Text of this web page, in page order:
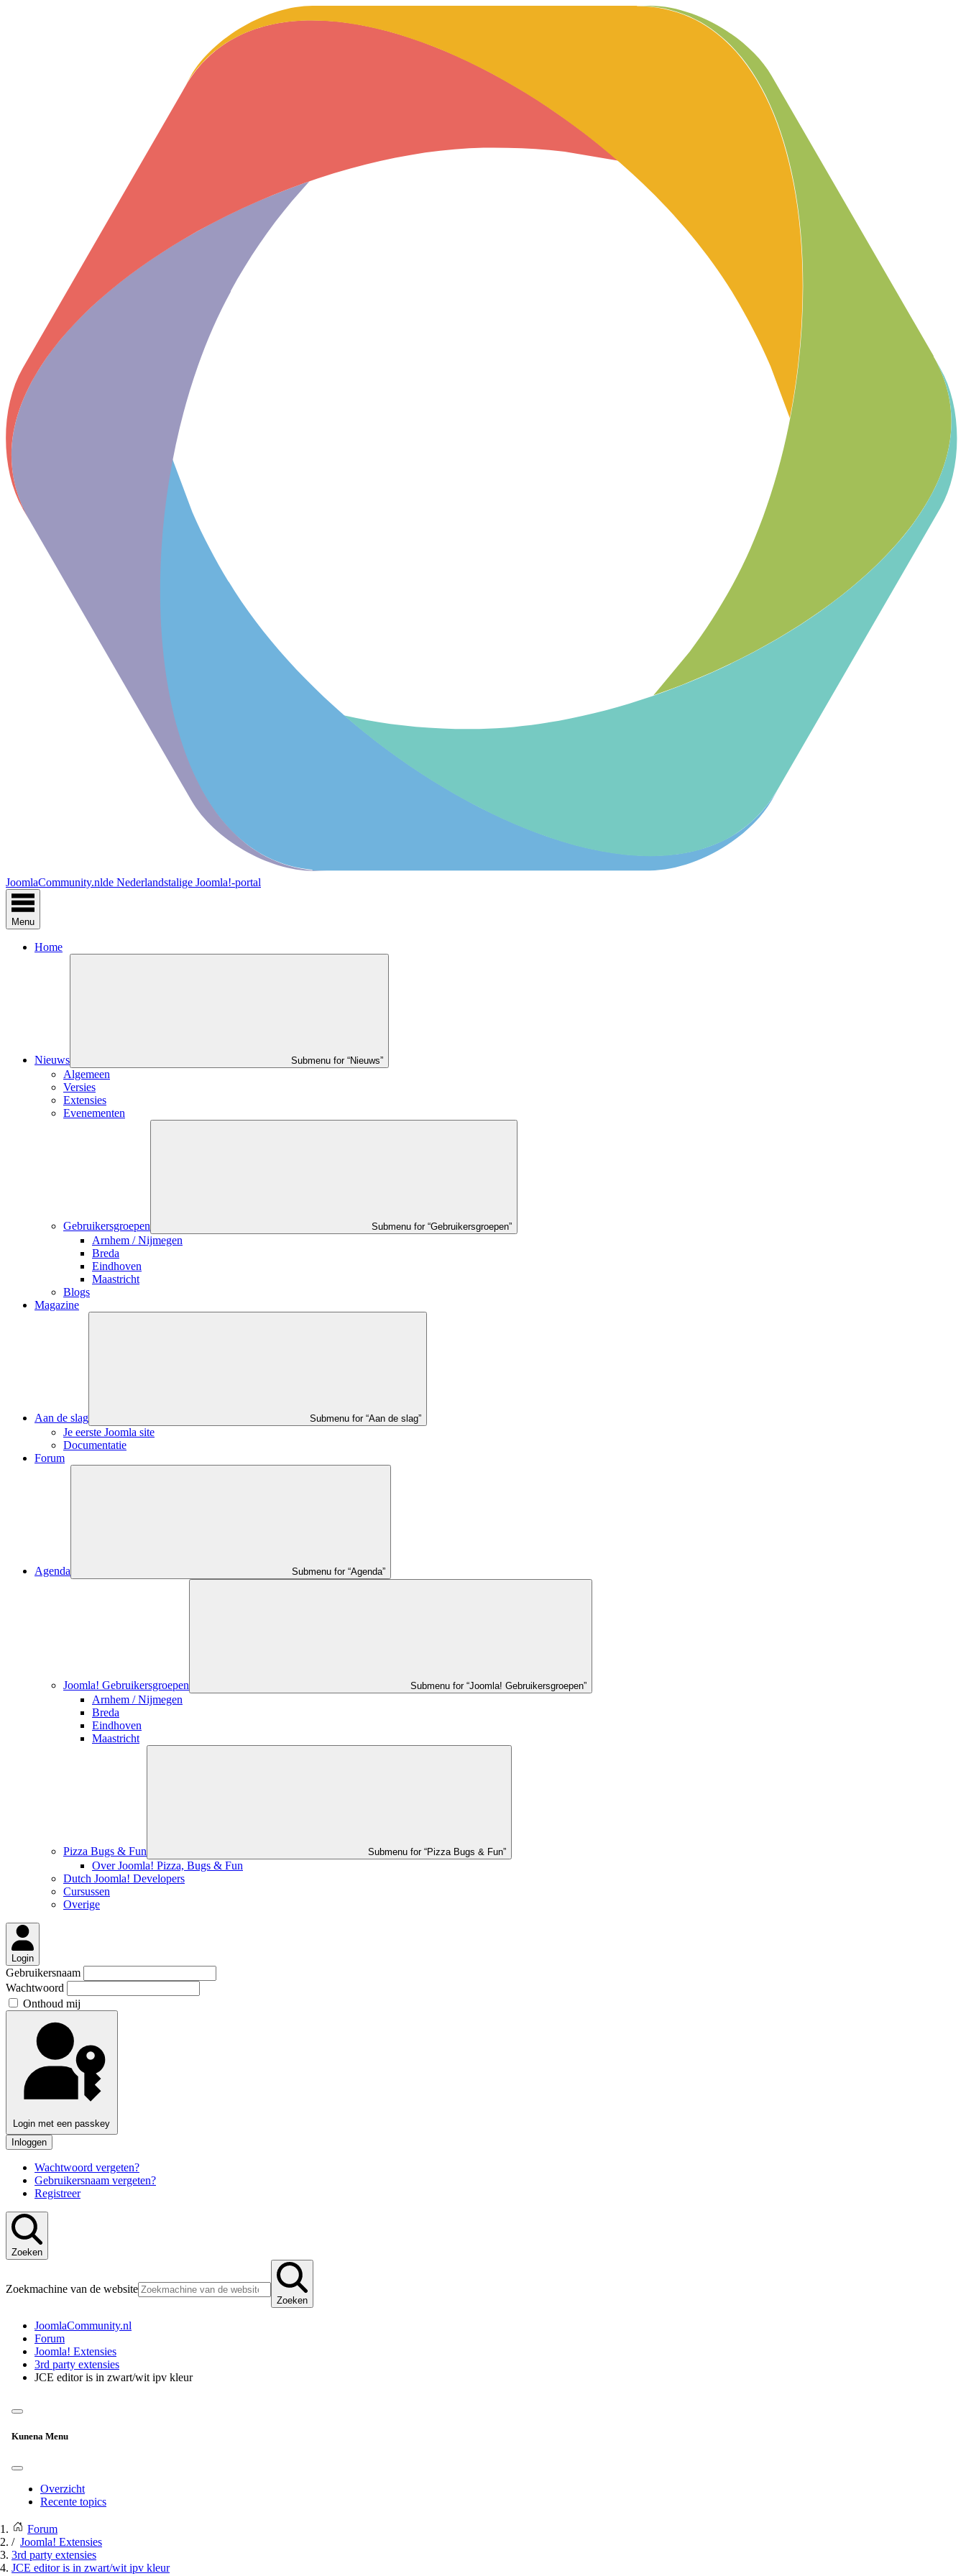
JoomlaCommunity.nlde Nederlandstalige Joomla!-portal
Menu
Home
Nieuws Submenu for “Nieuws”
Algemeen
Versies
Extensies
Evenementen
Gebruikersgroepen Submenu for “Gebruikersgroepen”
Arnhem / Nijmegen
Breda
Eindhoven
Maastricht
Blogs
Magazine
Aan de slag Submenu for “Aan de slag”
Je eerste Joomla site
Documentatie
Forum
Agenda Submenu for “Agenda”
Joomla! Gebruikersgroepen Submenu for “Joomla! Gebruikersgroepen”
Arnhem / Nijmegen
Breda
Eindhoven
Maastricht
Pizza Bugs & Fun Submenu for “Pizza Bugs & Fun”
Over Joomla! Pizza, Bugs & Fun
Dutch Joomla! Developers
Cursussen
Overige
Login
Gebruikersnaam
Wachtwoord
Onthoud mij
Login met een passkey
Inloggen
Wachtwoord vergeten?
Gebruikersnaam vergeten?
Registreer
Zoeken
Zoekmachine van de website
Zoeken
JoomlaCommunity.nl
Forum
Joomla! Extensies
3rd party extensies
JCE editor is in zwart/wit ipv kleur
Kunena Menu
Overzicht
Recente topics
Forum
Joomla! Extensies
3rd party extensies
JCE editor is in zwart/wit ipv kleur